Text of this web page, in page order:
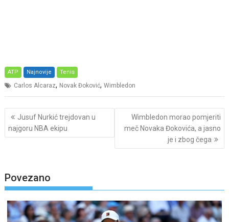
ATP Najnovije Tenis
Carlos Alcaraz, Novak Đoković,Wimbledon
Post
navigation
Jusuf Nurkić trejdovan u
najgoru NBA ekipu
Wimbledon morao pomjeriti
meč Novaka Đokovića, a jasno
je i zbog čega
Povezano